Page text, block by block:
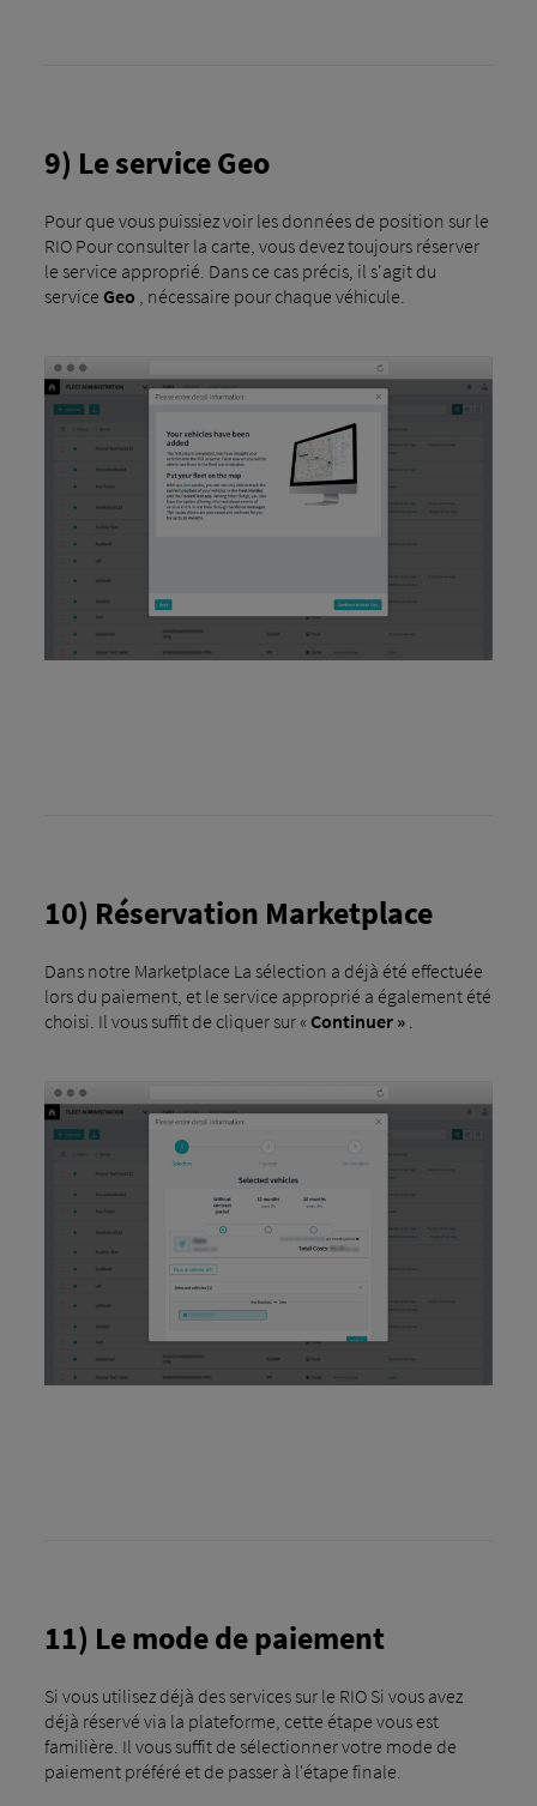
9) Le service Geo
Pour que vous puissiez voir les données de position sur le
RIO Pour consulter la carte, vous devez toujours réserver
le service approprié. Dans ce cas précis, il s'agit du
service Geo , nécessaire pour chaque véhicule.
10) Réservation Marketplace
Dans notre Marketplace La sélection a déjà été effectuée
lors du paiement, et le service approprié a également été
choisi. Il vous suffit de cliquer sur «Continuer ».
11) Le mode de paiement
Si vous utilisez déjà des services sur le RIO Si vous avez
déjà réservé via la plateforme, cette étape vous est
familière. Il vous suffit de sélectionner votre mode de
paiement préféré et de passer à l'étape finale.